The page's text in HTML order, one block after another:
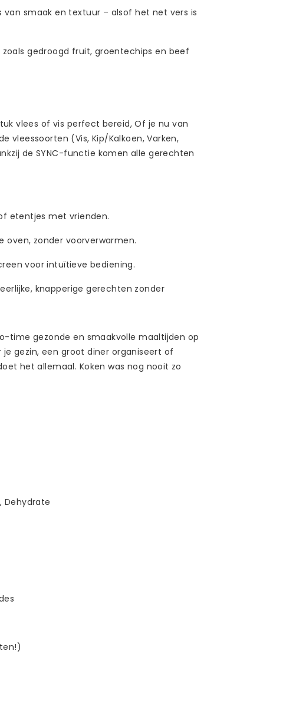
van smaak en textuur – alsof het net vers is
gedroogd fruit, groentechips en beef
vlees of vis perfect bereid, Of je nu van
vleessoorten (Vis, Kip/Kalkoen, Varken,
de SYNC-functie komen alle gerechten
etentjes met vrienden.
oven, zonder voorverwarmen.
voor intuïtieve bediening.
knapperige gerechten zonder
time gezonde en smaakvolle maaltijden op
gezin, een groot diner organiseert of
het allemaal. Koken was nog nooit zo
Dehydrate